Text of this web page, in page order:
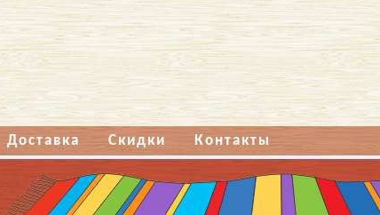
Доставка Скидки Контакты